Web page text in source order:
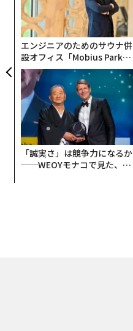
エンジニアのためのサウナ併
設オフィス「Mobius Park」
がオープン──タマディック
が健康経営を徹底する理由
「誠実さ」は競争力になるか
──WEOYモナコで見た、く